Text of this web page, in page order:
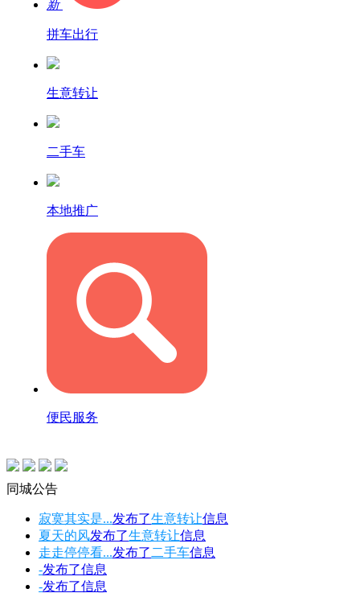
新
拼车出行
生意转让
二手车
本地推广
便民服务
同城公告
寂寞其实是...发布了生意转让信息
夏天的风发布了生意转让信息
走走停停看...发布了 二手车信息
-发布了信息
-发布了信息